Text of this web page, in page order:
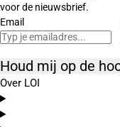
voor de nieuwsbrief.
Email
Houd mij op de
Over LOI